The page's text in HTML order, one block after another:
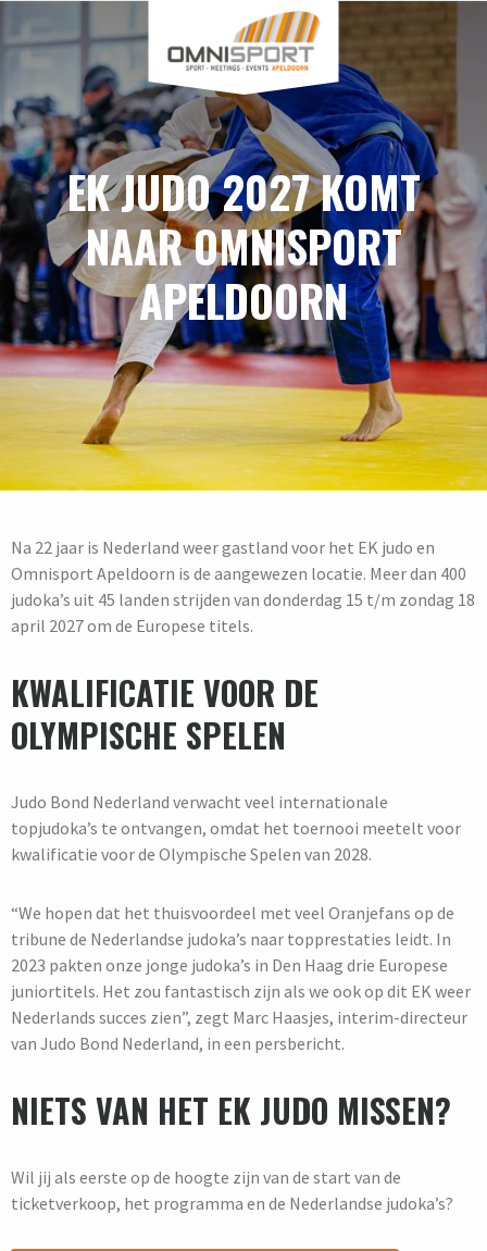
EK JUDO 2027 KOMT
NAAR OMNISPORT
APELDOORN
Na 22 jaar is Nederland weer gastland voor het EK judo en
Omnisport Apeldoorn is de aangewezen locatie. Meer dan 400
judoka’s uit 45 landen strijden van donderdag 15 t/m zondag 18
april 2027 om de Europese titels.
KWALIFICATIE VOOR DE
OLYMPISCHE SPELEN
Judo Bond Nederland verwacht veel internationale
topjudoka’s te ontvangen, omdat het toernooi meetelt voor
kwalificatie voor de Olympische Spelen van 2028.
“We hopen dat het thuisvoordeel met veel Oranjefans op de
tribune de Nederlandse judoka’s naar topprestaties leidt. In
2023 pakten onze jonge judoka’s in Den Haag drie Europese
juniortitels. Het zou fantastisch zijn als we ook op dit EK weer
Nederlands succes zien”, zegt Marc Haasjes, interim-directeur
van Judo Bond Nederland, in een persbericht.
NIETS VAN HET EK JUDO MISSEN?
Wil jij als eerste op de hoogte zijn van de start van de
ticketverkoop, het programma en de Nederlandse judoka’s?